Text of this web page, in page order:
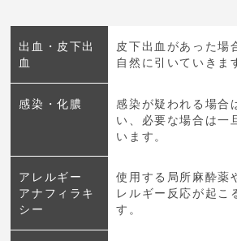
出血・皮下出
血
皮下出血があった場
自然に引いていきま
感染・化膿
感染が疑われる場合
い、必要な場合は一
います。
アレルギー
アナフィラキ
シー
使用する局所麻酔薬
レルギー反応が起こ
す。